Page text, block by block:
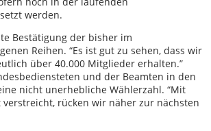
werden.
Bestätigung der bisher im
Reihen. “Es ist gut zu sehen, dass wir
über 40.000 Mitglieder erhalten.”
und der Beamten in den
nicht unerhebliche Wählerzahl. “Mit
rücken wir näher zur nächsten